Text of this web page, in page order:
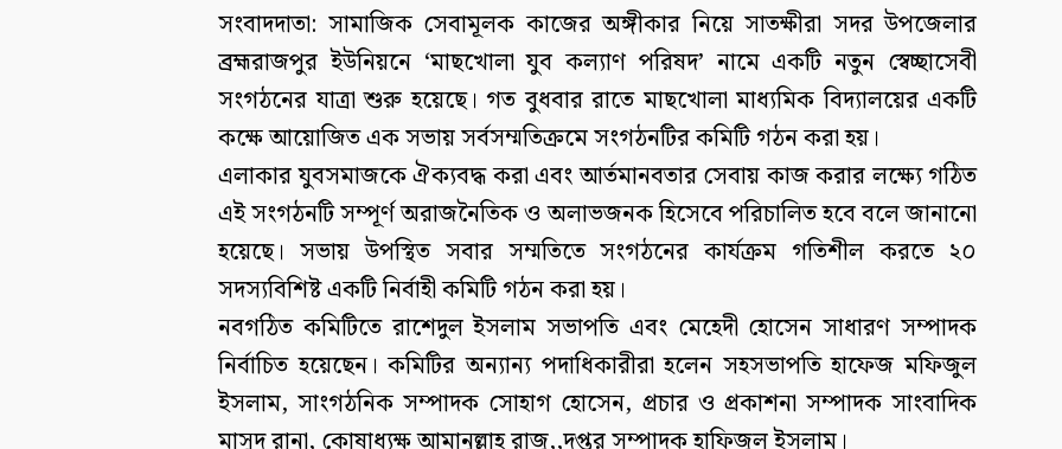
সংবাদদাতা: সামাজিক সেবামূলক কাজের অঙ্গীকার নিয়ে সাতক্ষীরা সদর উপজেলার
ব্রহ্মরাজপুর ইউনিয়নে ‘মাছখোলা যুব কল্যাণ পরিষদ’ নামে একটি নতুন স্বেচ্ছাসেবী
সংগঠনের যাত্রা শুরু হয়েছে। গত বুধবার রাতে মাছখোলা মাধ্যমিক বিদ্যালয়ের একটি
কক্ষে আয়োজিত এক সভায় সর্বসম্মতিক্রমে সংগঠনটির কমিটি গঠন করা হয়।
এলাকার যুবসমাজকে ঐক্যবদ্ধ করা এবং আর্তমানবতার সেবায় কাজ করার লক্ষ্যে গঠিত
এই সংগঠনটি সম্পূর্ণ অরাজনৈতিক ও অলাভজনক হিসেবে পরিচালিত হবে বলে জানানো
হয়েছে। সভায় উপস্থিত সবার সম্মতিতে সংগঠনের কার্যক্রম গতিশীল করতে ২০
সদস্যবিশিষ্ট একটি নির্বাহী কমিটি গঠন করা হয়।
নবগঠিত কমিটিতে রাশেদুল ইসলাম সভাপতি এবং মেহেদী হোসেন সাধারণ সম্পাদক
নির্বাচিত হয়েছেন। কমিটির অন্যান্য পদাধিকারীরা হলেন সহসভাপতি হাফেজ মফিজুল
ইসলাম, সাংগঠনিক সম্পাদক সোহাগ হোসেন, প্রচার ও প্রকাশনা সম্পাদক সাংবাদিক